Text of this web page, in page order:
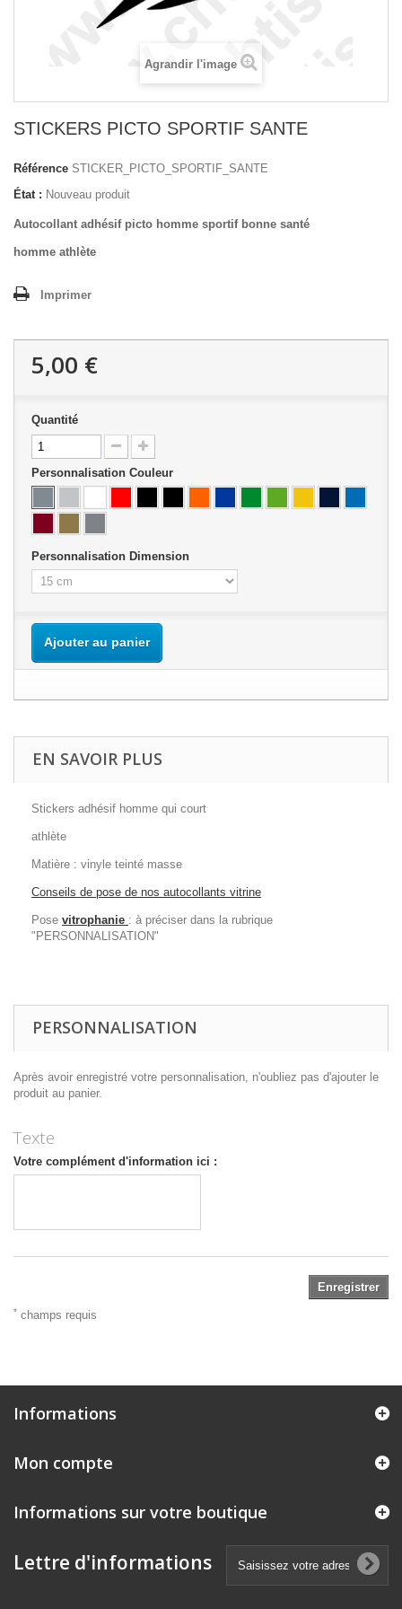
Agrandir l'image
STICKERS PICTO SPORTIF SANTE
Référence STICKER_PICTO_SPORTIF_SANTE
État : Nouveau produit
Autocollant adhésif picto homme sportif bonne santé
homme athlète
Imprimer
5,00 €
Quantité
Personnalisation Couleur
Personnalisation Dimension
Ajouter au panier
EN SAVOIR PLUS
Stickers adhésif homme qui court
athlète
Matière : vinyle teinté masse
Conseils de pose de nos autocollants vitrine
Pose vitrophanie : à préciser dans la rubrique
"PERSONNALISATION"
PERSONNALISATION
Après avoir enregistré votre personnalisation, n'oubliez pas d'ajouter le
produit au panier.
Texte
Votre complément d'information ici :
Enregistrer
* champs requis
Informations
Mon compte
Informations sur votre boutique
Lettre d'informations